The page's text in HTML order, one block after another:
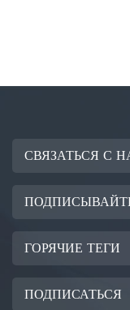
СВЯЗАТЬСЯ С
ГОРЯЧИЕ ТЕГИ
ПОДПИСАТЬСЯ